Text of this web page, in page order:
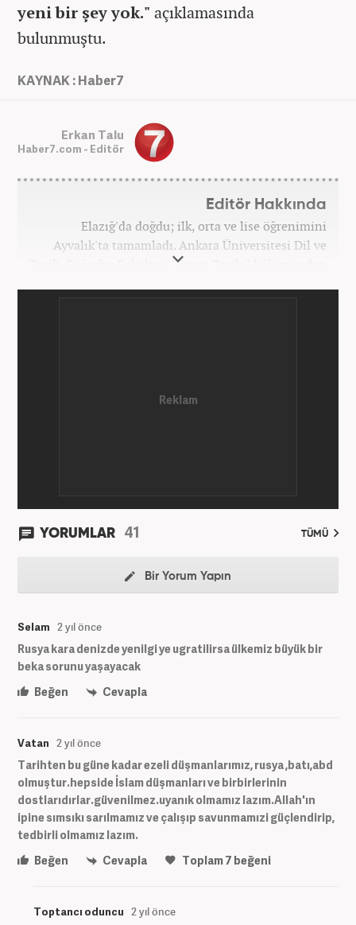
yeni bir şey yok." açıklamasında
bulunmuştu.
KAYNAK : Haber7
Erkan Talu
Haber7.com - Editör
Editör Hakkında
Elazığ'da doğdu; ilk, orta ve lise öğrenimini
Ayvalık'ta tamamladı. Ankara Üniversitesi Dil ve
Tarih-Coğrafya Fakültesi "Sanat Tarihi" bölümünden
YORUMLAR 41 TÜMÜ
Bir Yorum Yapın
Selam 2 yıl önce
Rusya kara denizde yenilgi ye ugratilirsa ülkemiz büyük bir
beka sorunu yaşayacak
Beğen
Cevapla
Vatan 2 yıl önce
Tarihten bu güne kadar ezeli düşmanlarımız, rusya ,batı,abd
olmuştur.hepside İslam düşmanları ve birbirlerinin
dostlarıdırlar.güvenilmez.uyanık olmamız lazım.Allah'ın
ipine sımsıkı sarılmamız ve çalışıp savunmamızi güçlendirip,
tedbirli olmamız lazım.
Beğen
Cevapla Toplam7 beğeni
Toptancı oduncu 2 yıl önce